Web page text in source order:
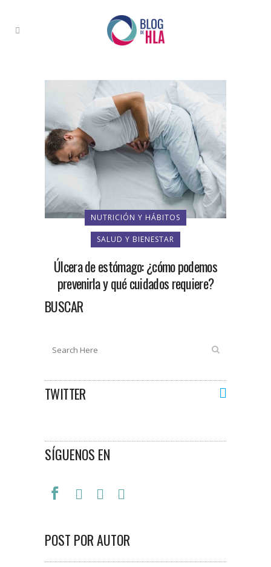
NUTRICIÓN Y HÁBITOS
SALUD Y BIENESTAR
Úlcera de estómago: ¿cómo podemos
prevenirla y qué cuidados requiere?
BUSCAR
TWITTER
SÍGUENOS EN
POST POR AUTOR